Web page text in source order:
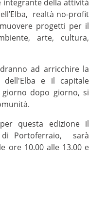
integrante della attività
realtà no-profit
progetti per il
arte, cultura,
ad arricchire la
dell'Elba e il capitale
dopo giorno, si
questa edizione il
di Portoferraio, sarà
ore 10.00 alle 13.00 e